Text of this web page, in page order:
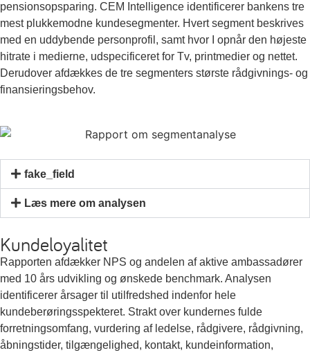
pensionsopsparing. CEM Intelligence identificerer bankens tre
mest plukkemodne kundesegmenter. Hvert segment beskrives
med en uddybende personprofil, samt hvor I opnår den højeste
hitrate i medierne, udspecificeret for Tv, printmedier og nettet.
Derudover afdækkes de tre segmenters største rådgivnings- og
finansieringsbehov.
fake_field
Læs mere om analysen
Kundeloyalitet
Rapporten afdækker NPS og andelen af aktive ambassadører
med 10 års udvikling og ønskede benchmark. Analysen
identificerer årsager til utilfredshed indenfor hele
kundeberøringsspekteret. Strakt over kundernes fulde
forretningsomfang, vurdering af ledelse, rådgivere, rådgivning,
åbningstider, tilgængelighed, kontakt, kundeinformation,